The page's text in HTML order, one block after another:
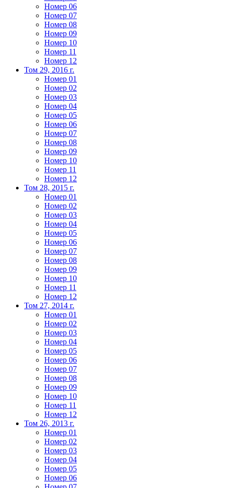
Номер 06
Номер 07
Номер 08
Номер 09
Номер 10
Номер 11
Номер 12
Том 29, 2016 г.
Номер 01
Номер 02
Номер 03
Номер 04
Номер 05
Номер 06
Номер 07
Номер 08
Номер 09
Номер 10
Номер 11
Номер 12
Том 28, 2015 г.
Номер 01
Номер 02
Номер 03
Номер 04
Номер 05
Номер 06
Номер 07
Номер 08
Номер 09
Номер 10
Номер 11
Номер 12
Том 27, 2014 г.
Номер 01
Номер 02
Номер 03
Номер 04
Номер 05
Номер 06
Номер 07
Номер 08
Номер 09
Номер 10
Номер 11
Номер 12
Том 26, 2013 г.
Номер 01
Номер 02
Номер 03
Номер 04
Номер 05
Номер 06